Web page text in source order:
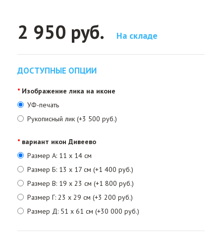
2 950 руб. На складе
ДОСТУПНЫЕ ОПЦИИ
Изображение лика на иконе
УФ-печать
Рукописный лик (+3 500 руб.)
вариант икон Дивеево
Размер А: 11 х 14 см
Размер Б: 13 х 17 см (+1 400 руб.)
Размер В: 19 х 23 см (+1 800 руб.)
Размер Г: 23 х 29 см (+3 200 руб.)
Размер Д: 51 х 61 см (+30 000 руб.)